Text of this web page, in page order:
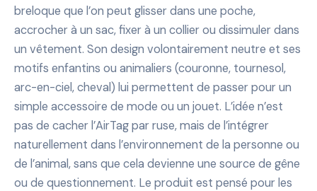
breloque que l’on peut glisser dans une poche,
accrocher à un sac, fixer à un collier ou dissimuler dans
un vêtement. Son design volontairement neutre et ses
motifs enfantins ou animaliers (couronne, tournesol,
arc-en-ciel, cheval) lui permettent de passer pour un
simple accessoire de mode ou un jouet. L’idée n’est
pas de cacher l’AirTag par ruse, mais de l’intégrer
naturellement dans l’environnement de la personne ou
de l’animal, sans que cela devienne une source de gêne
ou de questionnement. Le produit est pensé pour les